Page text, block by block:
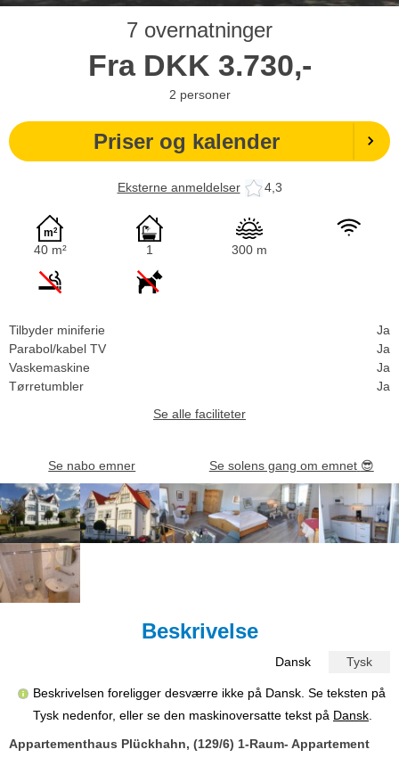
7 overnatninger
Fra DKK 3.730,-
2 personer
Priser og kalender
Eksterne anmeldelser 4,3
40 m² 1 300 m
Tilbyder miniferie
Ja
Parabol/kabel TV
Ja
Vaskemaskine
Ja
Tørretumbler
Ja
Se alle faciliteter
Se nabo emner Se solens gang om emnet 😎
Beskrivelse
Dansk Tysk
Beskrivelsen foreligger desværre ikke på Dansk. Se teksten på
Tysk nedenfor, eller se den maskinoversatte tekst på Dansk
Appartementhaus Plückhahn, (129/6) 1-Raum- Appartement